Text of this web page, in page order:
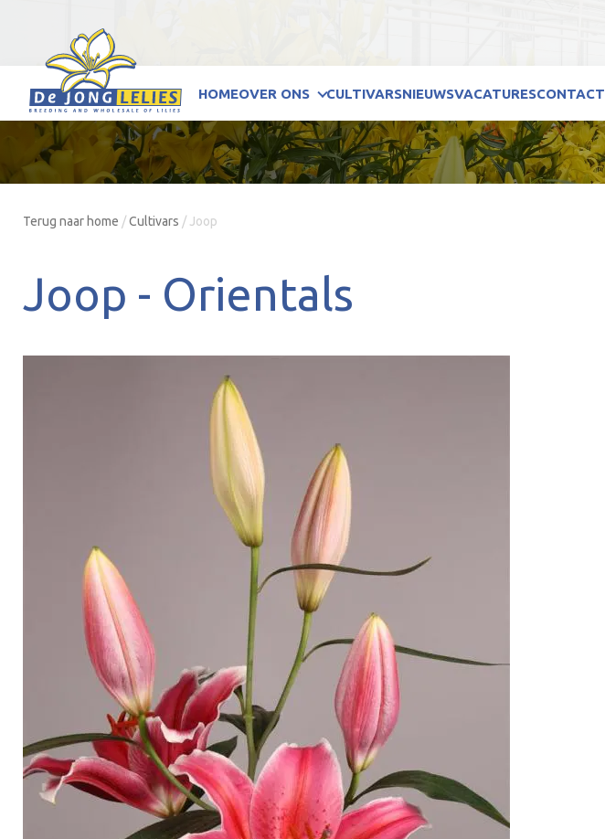
HOMEOVER ONS CULTIVARSNIEUWSVACATURESCONTACT
Terug naar home /Cultivars / Joop
Joop - Orientals